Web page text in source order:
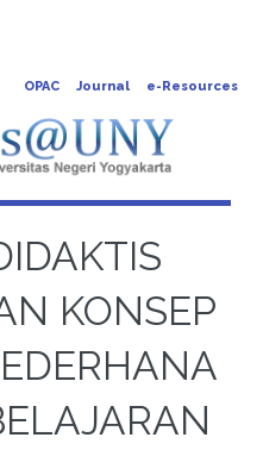
OPAC Journal e-Resources
KONSEP